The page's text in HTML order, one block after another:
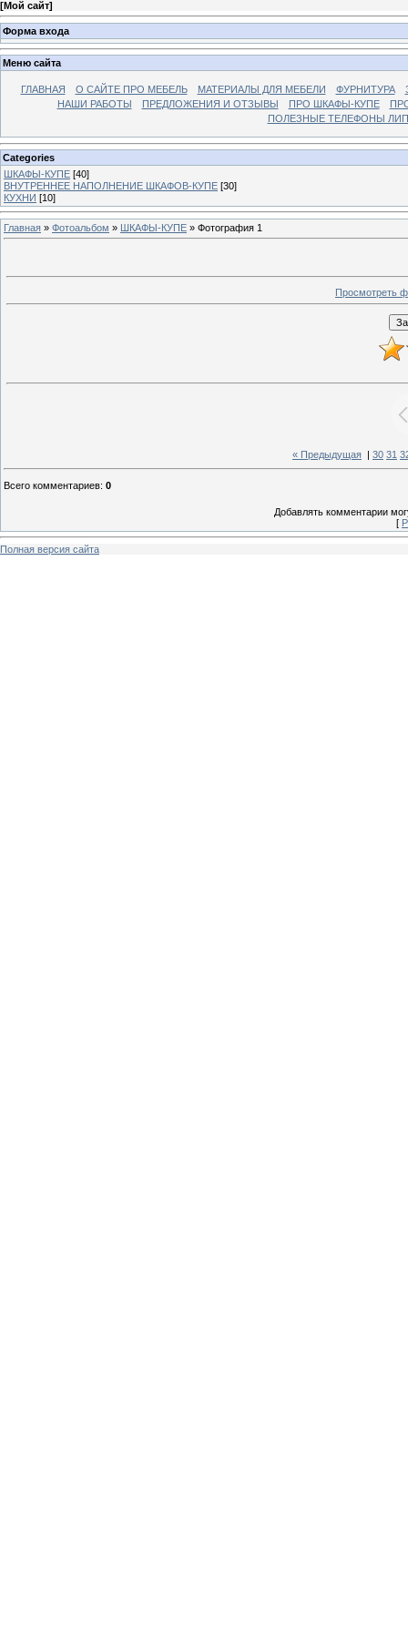
[Мой сайт]
Форма входа
Меню сайта
ГЛАВНАЯ О САЙТЕ ПРО МЕБЕЛЬ МАТЕРИАЛЫ ДЛЯ МЕБЕЛИ ФУРНИТУРА
НАШИ РАБОТЫ
ПРЕДЛОЖЕНИЯ И ОТЗЫВЫ ПРО ШКАФЫ-КУПЕ
ПОЛЕЗНЫЕ ТЕЛЕФОНЫ
Categories
ШКАФЫ-КУПЕ [40]
ВНУТРЕННЕЕ НАПОЛНЕНИЕ ШКАФОВ-КУПЕ [30]
КУХНИ [10]
Главная » Фотоальбом » ШКАФЫ-КУПЕ » Фотография 1
Просмотреть
« Предыдущая 30 31
Всего комментариев: 0
Добавлять комментарии
[
Полная версия сайта